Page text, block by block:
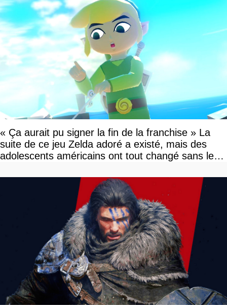
« Ça aurait pu signer la fin de la franchise » La
suite de ce jeu Zelda adoré a existé, mais des
adolescents américains ont tout changé sans le